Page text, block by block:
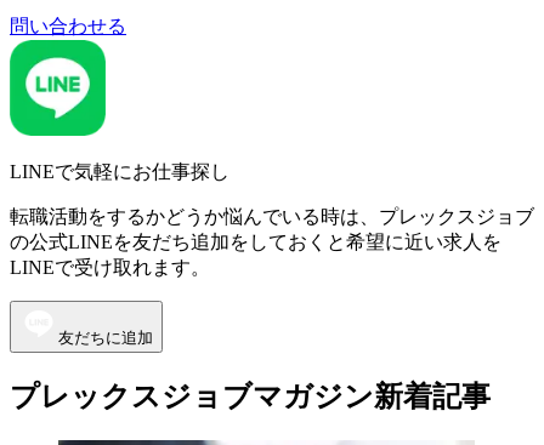
問い合わせる
LINEで気軽にお仕事探し
転職活動をするかどうか悩んでいる時は、プレックスジョブ
の公式LINEを友だち追加をしておくと希望に近い求人を
LINEで受け取れます。
友だちに追加
プレックスジョブマガジン新着記事